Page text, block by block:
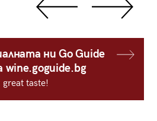
ни Go Guide
wine.goguide.bg
taste!